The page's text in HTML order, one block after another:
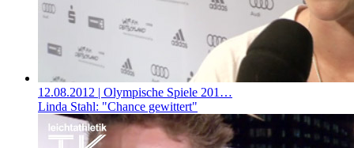
12.08.2012 | Olympische Spiele 201…
Linda Stahl: "Chance gewittert"